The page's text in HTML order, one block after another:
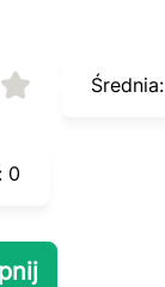
Średnia:
0